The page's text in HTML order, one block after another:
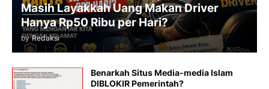
Masih Layakkah Uang Makan Driver
Hanya Rp50 Ribu per Hari?
by Redaksi
Benarkah Situs Media-media Islam
DIBLOKIR Pemerintah?